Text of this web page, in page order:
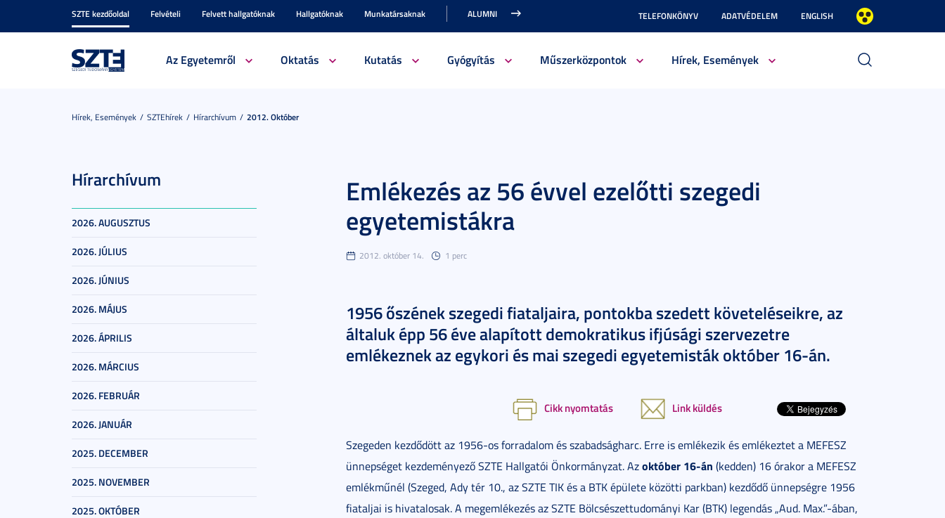
SZTE kezdőoldal Felvételi Felvett hallgatóknak Hallgatóknak Munkatársaknak ALUMNI TELEFONKÖNYV ADATVÉDELEM ENGLISH
Az Egyetemről Oktatás Kutatás Gyógyítás Műszerközpontok Hírek, Események
Hírek, Események SZTEhírek Hírarchívum 2012. Október
Hírarchívum
2026. AUGUSZTUS
2026. JÚLIUS
2026. JÚNIUS
2026. MÁJUS
2026. ÁPRILIS
2026. MÁRCIUS
2026. FEBRUÁR
2026. JANUÁR
2025. DECEMBER
2025. NOVEMBER
2025. OKTÓBER
Emlékezés az 56 évvel ezelőtti szegedi
egyetemistákra
2012. október 14. 1 perc
1956 őszének szegedi fiataljaira, pontokba szedett követeléseikre, az
általuk épp 56 éve alapított demokratikus ifjúsági szervezetre
emlékeznek az egykori és mai szegedi egyetemisták október 16-án.
Cikk nyomtatás Link küldés
Szegeden kezdődött az 1956-os forradalom és szabadságharc. Erre is emlékezik és emlékeztet a MEFESZ
ünnepséget kezdeményező SZTE Hallgatói Önkormányzat. Azoktóber 16-án (kedden) 16 órakor a MEFESZ
emlékműnél (Szeged, Ady tér 10., az SZTE TIK és a BTK épülete közötti parkban) kezdődő ünnepségre 1956
fiataljai is hivatalosak. A megemlékezés az SZTE Bölcsészettudományi Kar (BTK) legendás „Aud. Max.”-ában,